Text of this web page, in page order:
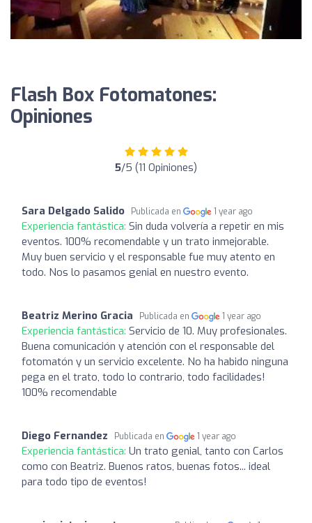
Flash Box Fotomatones:
Opiniones
5/5 (11 Opiniones)
Sara Delgado Salido Publicada en 1 year ago
Experiencia fantástica: Sin duda volvería a repetir en mis
eventos. 100% recomendable y un trato inmejorable.
Muy buen servicio y el responsable fue muy atento en
todo. Nos lo pasamos genial en nuestro evento.
Beatriz Merino Gracia Publicada en 1 year ago
Experiencia fantástica: Servicio de 10. Muy profesionales.
Buena comunicación y atención con el responsable del
fotomatón y un servicio excelente. No ha habido ninguna
pega en el trato, todo lo contrario, todo facilidades!
100% recomendable
Diego Fernandez Publicada en 1 year ago
Experiencia fantástica: Un trato genial, tanto con Carlos
como con Beatriz. Buenos ratos, buenas fotos... ideal
para todo tipo de eventos!